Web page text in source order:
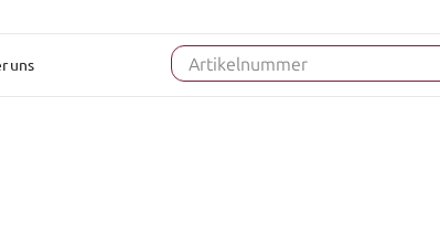
uns Artikelnummer